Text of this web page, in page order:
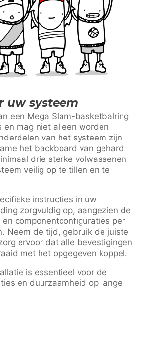
uw systeem
een Mega Slam-basketbalring
en mag niet alleen worden
van het systeem zijn
het backboard van gehard
drie sterke volwassenen
veilig op te tillen en te
instructies in uw
zorgvuldig op, aangezien de
componentconfiguraties per
Neem de tijd, gebruik de juiste
ervoor dat alle bevestigingen
met het opgegeven koppel.
is essentieel voor de
en duurzaamheid op lange